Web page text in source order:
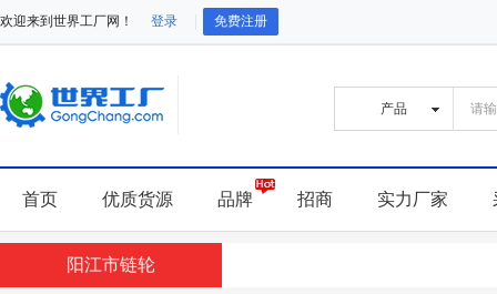
欢迎来到世界工厂网！ 登录 免费注册
首页 优质货源 品牌 招商 实力厂家
阳江市链轮